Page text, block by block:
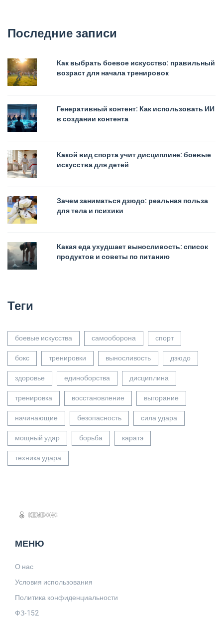
Последние записи
Как выбрать боевое искусство: правильный
возраст для начала тренировок
Генеративный контент: Как использовать ИИ
в создании контента
Какой вид спорта учит дисциплине: боевые
искусства для детей
Зачем заниматься дзюдо: реальная польза
для тела и психики
Какая еда ухудшает выносливость: список
продуктов и советы по питанию
Теги
боевые искусства самооборона
спорт
бокс
тренировки выносливость
дзюдо
здоровье
единоборства
дисциплина
тренировка
восстановление
выгорание
начинающие
безопасность
сила удара
мощный удар
борьба
каратэ
техника удара
МЕНЮ
О нас
Условия использования
Политика конфиденциальности
ФЗ-152